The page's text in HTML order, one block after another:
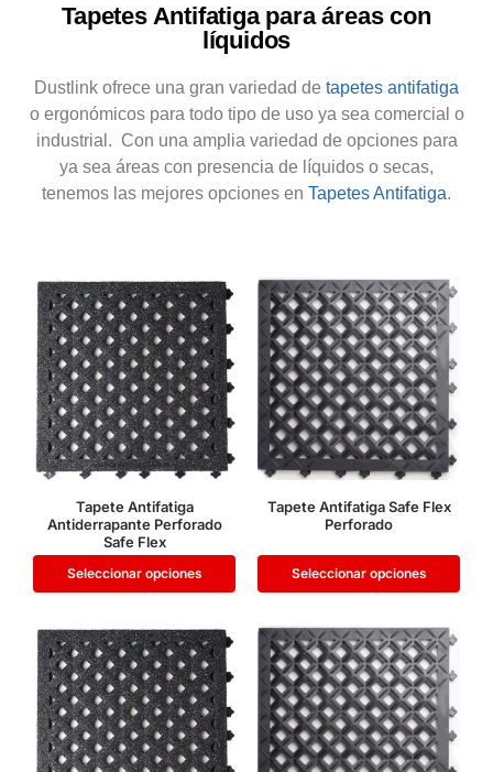
Tapetes Antifatiga para áreas con
líquidos
Dustlink ofrece una gran variedad de tapetes antifatiga
o ergonómicos para todo tipo de uso ya sea comercial o
industrial. Con una amplia variedad de opciones para
ya sea áreas con presencia de líquidos o secas,
tenemos las mejores opciones en Tapetes Antifatiga.
Tapete Antifatiga
Antiderrapante Perforado
Safe Flex
Seleccionar opciones
Tapete Antifatiga Safe Flex
Perforado
Seleccionar opciones